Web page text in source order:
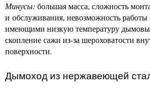
Минусы: большая масса, сложность
и обслуживания, невозможность работы
имеющими низкую температуру
скопление сажи из-за шероховатости
поверхности.
Дымоход из нержавеющей